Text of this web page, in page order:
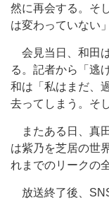
然に再会する。そ
は変わっていない
会見当日、和田
る。記者から「逃
和は「私はまだ、
去ってしまう。そ
またある日、真
は紫乃を芝居の世
れまでのリークの
放送終了後、